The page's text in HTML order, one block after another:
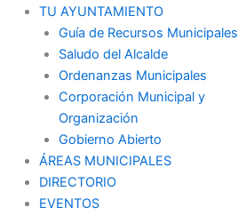
TU AYUNTAMIENTO
Guía de Recursos Municipales
Saludo del Alcalde
Ordenanzas Municipales
Corporación Municipal y
Organización
Gobierno Abierto
ÁREAS MUNICIPALES
DIRECTORIO
EVENTOS